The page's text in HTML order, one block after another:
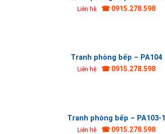
Liên hệ ☎ 0915.278.598
Tranh phòng bếp – PA104
Liên hệ ☎ 0915.278.598
Tranh phòng bếp – PA103-1
Liên hệ ☎ 0915.278.598